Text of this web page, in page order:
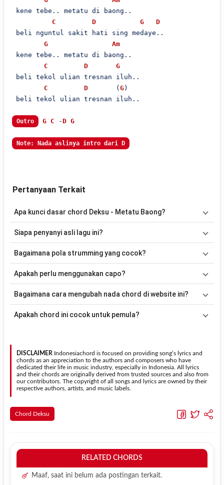
kene tebe.. metatu di baong..
C
D G
D
beli nguntul sakit hati sing medaye..
G
Am
kene tebe.. metatu di baong..
C
D
G
beli tekol ulian tresnan iluh..
C
D
       (
G)
beli tekol ulian tresnan iluh..
Outro G C -D G
Note: Nada aslinya intro dari D
Pertanyaan Terkait
Apa kunci dasar chord Deksu - Metatu Baong?
Bm, Am. Versi chord ini telah disederhanakan sehingga lebih
memainkan lagu ini.
Siapa penyanyi asli lagu ini?
Pada halaman ini tersedia versi chord gitar yang lebih mudah
Bagaimana pola strumming yang cocok?
acuan, kamu dapat menggunakan pola
laguMetatu Baong.
Apakah perlu menggunakan capo?
kunci dasarG. Jika ingin mengikuti nada asli penyanyi, kamu dapat
kebutuhan.
Bagaimana cara mengubah nada chord di website ini?
Transpose (bawah)untuk menurunkan nada. Seluruh chord akan
Apakah chord ini cocok untuk pemula?
dipelajari oleh pemula tanpa menghilangkan struktur dasar lagu.
DISCLAIMER Indonesiachord is focused on providing song’s lyrics and
chords as an appreciation to the authors and composers who have
dedicated their life in music industry, especially in Indonesia. All lyrics
and their chords are originally derived from trusted sources and also from
our contributors. The copyright of all songs and lyrics are owned by their
respective authors, artists, and music labels.
Chord Deksu
RELATED CHORDS
Maaf, saat ini belum ada postingan terkait.